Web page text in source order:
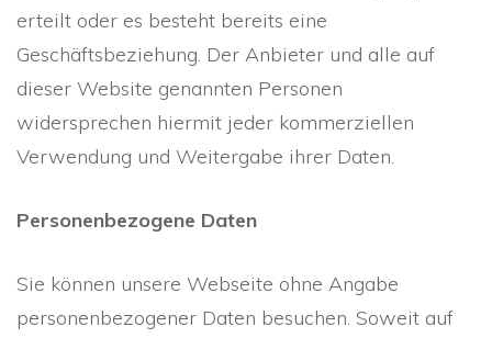
erteilt oder es besteht bereits eine
Geschäftsbeziehung. Der Anbieter und alle auf
dieser Website genannten Personen
widersprechen hiermit jeder kommerziellen
Verwendung und Weitergabe ihrer Daten.
Personenbezogene Daten
Sie können unsere Webseite ohne Angabe
personenbezogener Daten besuchen. Soweit auf